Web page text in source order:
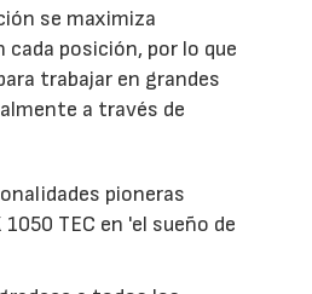
se maximiza
posición, por lo que
trabajar en grandes
a través de
pioneras
TEC en 'el sueño de